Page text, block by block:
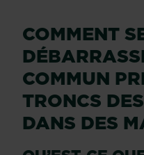
COMMENT
COMMUN
TRONCS
DANS DES